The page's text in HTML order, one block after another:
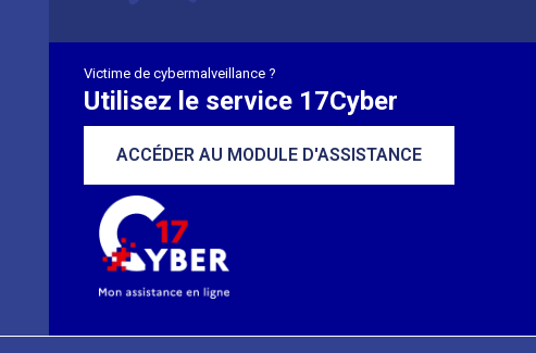
Victime de cybermalveillance ?
Utilisez le service 17Cyber
ACCÉDER AU MODULE D'ASSISTANCE